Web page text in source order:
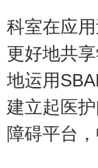
科室在应
更好地共
地运用
建立起医
障碍平台